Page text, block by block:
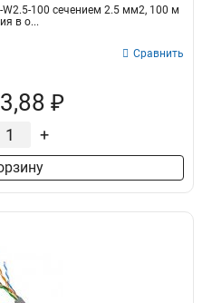
W2.5-100 сечением 2.5 мм2, 100 м
в о...
Сравнить
₽
+